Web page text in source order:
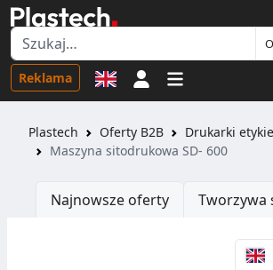
Reklama Logowanie
Plastech Oferty B2B
Drukarki
Maszyna sitodrukowa SD- 600
Najnowsze oferty Tworzywa